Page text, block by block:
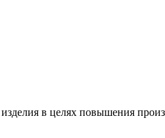
в целях повышения